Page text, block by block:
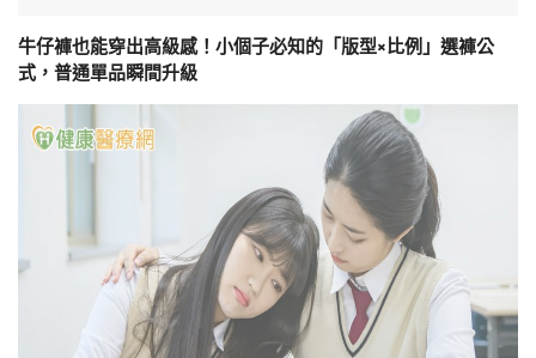
牛仔褲也能穿出高級感！小個子必知的「版型×比例」選褲公
式，普通單品瞬間升級